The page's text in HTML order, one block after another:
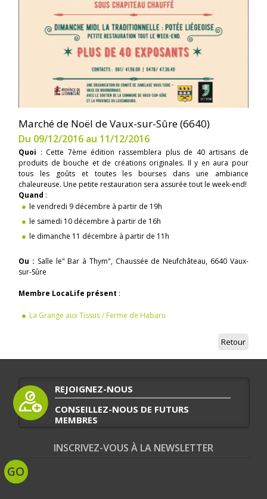
Marché de Noël de Vaux-sur-Sûre (6640)
Du 09/12/2016 au 11/12/2016
Quoi : Cette 7ème édition rassemblera plus de 40 artisans de
produits de bouche et de créations originales. Il y en aura pour
tous les goûts et toutes les bourses dans une ambiance
chaleureuse. Une petite restauration sera assurée tout le week-end!
Quand :
le vendredi 9 décembre à partir de 19h
le samedi 10 décembre à partir de 16h
le dimanche 11 décembre à partir de 11h
Ou : Salle le" Bar à Thym", Chaussée de Neufchâteau, 6640 Vaux-
sur-Sûre
Membre LocaLife présent :
La Grange aux Tissus / Ferme de Habaru
Retour
REJOIGNEZ-NOUS
CONSEILLEZ-NOUS DE FUTURS
MEMBRES
INSCRIVEZ-VOUS À LA NEWSLETTER